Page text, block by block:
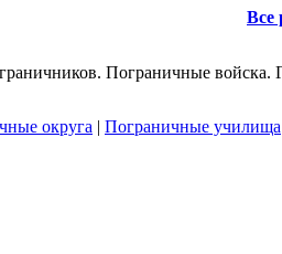
Все
Пограничные войска.
округа | Пограничные училища